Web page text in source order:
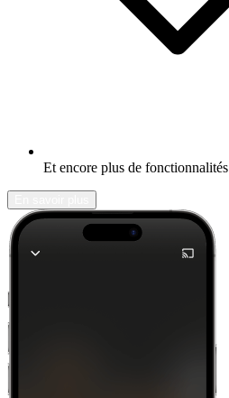
Et encore plus de fonctionnalités